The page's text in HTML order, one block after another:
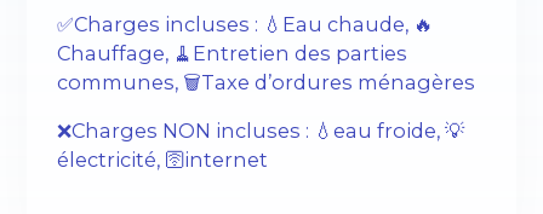
✅Charges incluses : 💧Eau chaude, 🔥
Chauffage, 🧹Entretien des parties
communes, 🗑️Taxe d’ordures ménagères
❌Charges NON incluses : 💧eau froide, 💡
électricité, 🛜internet